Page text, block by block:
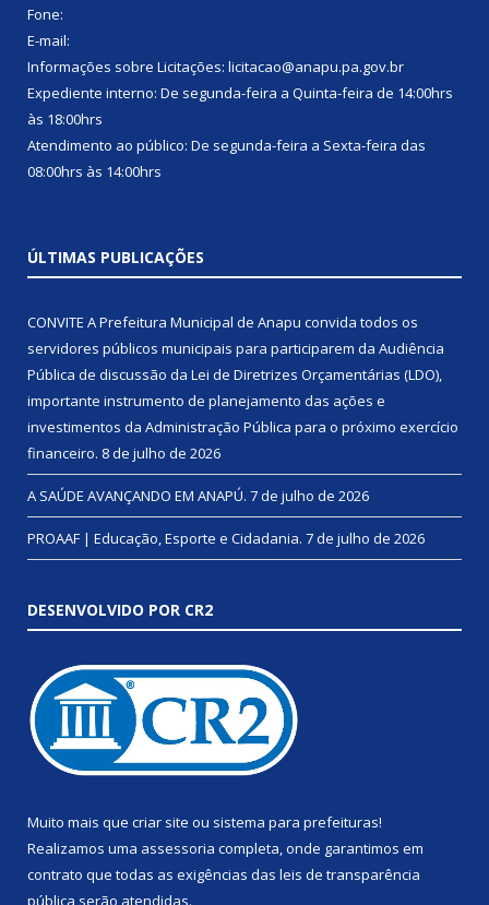
Fone:
E-mail:
Informações sobre Licitações: licitacao@anapu.pa.gov.br
Expediente interno: De segunda-feira a Quinta-feira de 14:00hrs
às 18:00hrs
Atendimento ao público: De segunda-feira a Sexta-feira das
08:00hrs às 14:00hrs
ÚLTIMAS PUBLICAÇÕES
CONVITE A Prefeitura Municipal de Anapu convida todos os
servidores públicos municipais para participarem da Audiência
Pública de discussão da Lei de Diretrizes Orçamentárias (LDO),
importante instrumento de planejamento das ações e
investimentos da Administração Pública para o próximo exercício
financeiro. 8 de julho de 2026
A SAÚDE AVANÇANDO EM ANAPÚ. 7 de julho de 2026
PROAAF | Educação, Esporte e Cidadania. 7 de julho de 2026
DESENVOLVIDO POR CR2
Muito mais que criar site ou sistema para prefeituras!
Realizamos uma assessoria completa, onde garantimos em
contrato que todas as exigências das leis de transparência
pública serão atendidas.